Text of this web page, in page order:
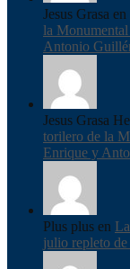
Jesus Grasa en
la
Antonio
Jesus Grasa
torilero de la
Enrique y
Plus plus en
julio repleto